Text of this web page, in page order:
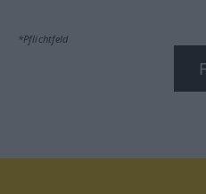
*Pflichtfeld